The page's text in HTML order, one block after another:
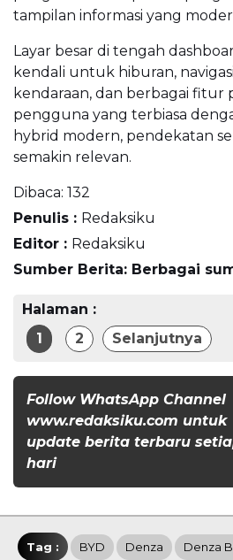
tampilan informasi yang
Layar besar di tengah
kendali untuk hiburan,
kendaraan, dan berbagai fitur
pengguna yang terbiasa
hybrid modern, pendekatan
semakin relevan.
Dibaca: 132
Penulis : Redaksiku
Editor : Redaksiku
Sumber Berita: Berbagai
Halaman :
1
2 Selanjutnya
Follow WhatsApp Channel
www.redaksiku.com untuk
update berita terbaru
hari
Tag : BYD Denza Denza